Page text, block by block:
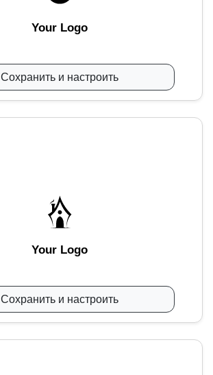
Your Logo
Сохранить и настроить
Your Logo
Сохранить и настроить